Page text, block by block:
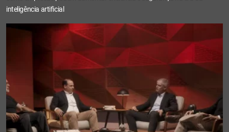
inteligência artificial